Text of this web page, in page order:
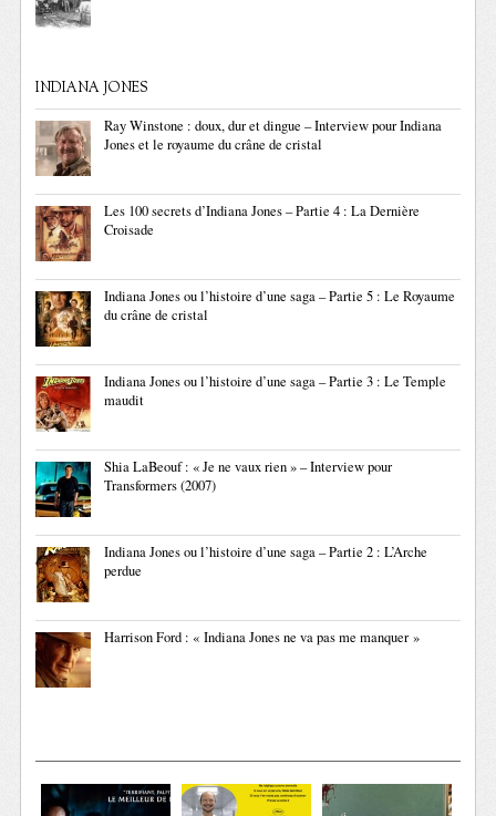
INDIANA JONES
Ray Winstone : doux, dur et dingue – Interview pour Indiana
Jones et le royaume du crâne de cristal
Les 100 secrets d’Indiana Jones – Partie 4 : La Dernière
Croisade
Indiana Jones ou l’histoire d’une saga – Partie 5 : Le Royaume
du crâne de cristal
Indiana Jones ou l’histoire d’une saga – Partie 3 : Le Temple
maudit
Shia LaBeouf : « Je ne vaux rien » – Interview pour
Transformers (2007)
Indiana Jones ou l’histoire d’une saga – Partie 2 : L’Arche
perdue
Harrison Ford : « Indiana Jones ne va pas me manquer »